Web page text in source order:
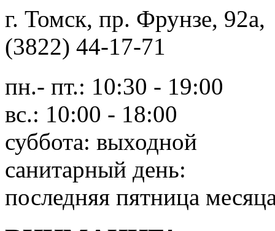
г. Томск, пр. Фрунзе,
(3822) 44-17-71
пн.- пт.: 10:30 - 19:00
вс.: 10:00 - 18:00
суббота: выходной
санитарный день:
последняя пятница